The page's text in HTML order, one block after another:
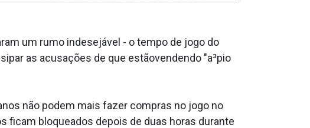
um rumo indesejável - o tempo de jogo do
as acusações de que estãovendendo "a³pio
não podem mais fazer compras no jogo no
ficam bloqueados depois de duas horas durante